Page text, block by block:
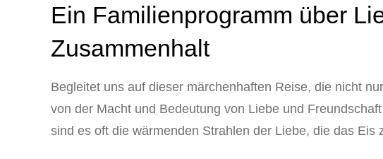
Ein Familienprogramm über
Zusammenhalt
Begleitet uns auf dieser märchenhaften Reise, die nicht
von der Macht und Bedeutung von Liebe und
sind es oft die wärmenden Strahlen der Liebe, die das Eis